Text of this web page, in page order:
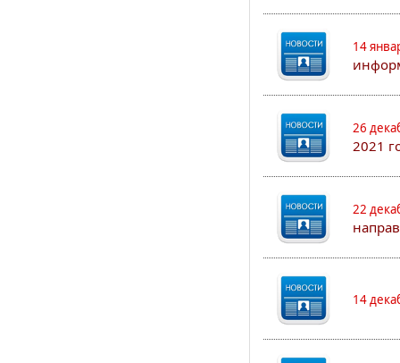
14
26
2021
22
14